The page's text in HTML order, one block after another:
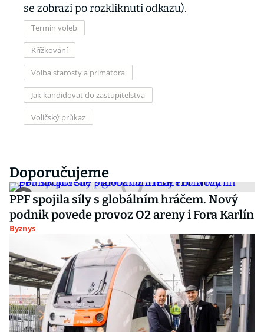
se zobrazí po rozkliknutí odkazu).
Termín voleb
Křížkování
Volba starosty a primátora
Jak kandidovat do zastupitelstva
Voličský průkaz
Doporučujeme
PPF spojila síly s globálním hráčem. Nový
podnik povede provoz O2 areny i Fora Karlín
Byznys